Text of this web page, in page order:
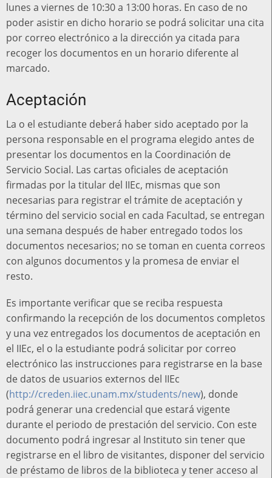
lunes a viernes de 10:30 a 13:00 horas. En caso de no
poder asistir en dicho horario se podrá solicitar una cita
por correo electrónico a la dirección ya citada para
recoger los documentos en un horario diferente al
marcado.
Aceptación
La o el estudiante deberá haber sido aceptado por la
persona responsable en el programa elegido antes de
presentar los documentos en la Coordinación de
Servicio Social. Las cartas oficiales de aceptación
firmadas por la titular del IIEc, mismas que son
necesarias para registrar el trámite de aceptación y
término del servicio social en cada Facultad, se entregan
una semana después de haber entregado todos los
documentos necesarios; no se toman en cuenta correos
con algunos documentos y la promesa de enviar el
resto.
Es importante verificar que se reciba respuesta
confirmando la recepción de los documentos completos
y una vez entregados los documentos de aceptación en
el IIEc, el o la estudiante podrá solicitar por correo
electrónico las instrucciones para registrarse en la base
de datos de usuarios externos del IIEc
(http://creden.iiec.unam.mx/students/new), donde
podrá generar una credencial que estará vigente
durante el periodo de prestación del servicio. Con este
documento podrá ingresar al Instituto sin tener que
registrarse en el libro de visitantes, disponer del servicio
de préstamo de libros de la biblioteca y tener acceso al